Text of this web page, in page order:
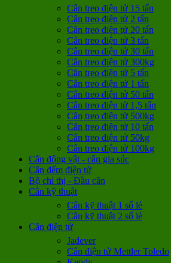
Cân treo điện tử 15 tấn
Cân treo điện tử 2 tấn
Cân treo điện tử 20 tấn
Cân treo điện tử 3 tấn
Cân treo điện tử 30 tấn
Cân treo điện tử 300kg
Cân treo điện tử 5 tấn
Cân treo điện tử 1 tấn
Cân treo điện tử 50 tấn
Cân treo điện tử 1,5 tấn
Cân treo điện tử 500kg
Cân treo điện tử 10 tấn
Cân treo điện tử 50kg
Cân treo điện tử 100kg
Cân động vật - cân gia súc
Cân đếm điện tử
Bộ chỉ thị - Đầu cân
Cân kỹ thuật
Cân kỹ thuật 1 số lẻ
Cân kỹ thuật 2 số lẻ
Cân điện tử
Jadever
Cân điện tử Mettler Toledo